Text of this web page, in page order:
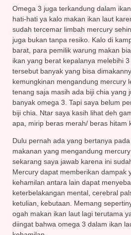
Omega 3 juga terkandung dalam
hati-hati ya kalo makan ikan laut
sudah tercemar limbah mercury
juga bukan tanpa resiko. Kalo di
barat, para pemilik warung makan
ikan yang berat kepalanya melebihi
tersebut banyak yang bisa
kemungkinan mengandung mercury
tenang saja masih ada biji chia yang
banyak omega 3. Tapi saya belum
biji chia. Ntar saya kasih lihat deh
apa, mirip beras merah/ beras hitam
Dulu pernah ada yang bertanya
makanan yang mengandung
sekarang saya jawab karena ini
Mercury dapat memberikan dampak
kehamilan antara lain dapat
keterbelakangan mental, cerebral
ketulian, kebutaan. Memang
ogah makan ikan laut lagi terutama
diingat bahwa omega 3 dalam ikan